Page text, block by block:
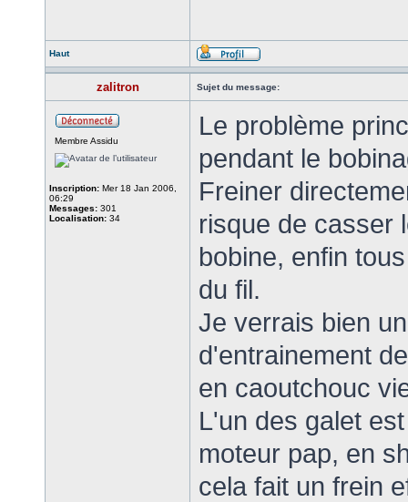
Haut
zalitron Sujet du message:
Membre Assidu
Inscription: Mer 18 Jan 2006,
06:29
Messages: 301
Localisation: 34
Le problème
pendant le
Freiner
risque de casser
bobine, enfin
du fil.
Je verrais bien
d'entrainement
en caoutchouc
L'un des galet
moteur pap, en
cela fait un frein